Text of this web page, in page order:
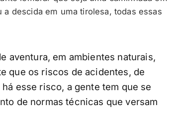
descida em uma tirolesa, todas essas
aventura, em ambientes naturais,
que os riscos de acidentes, de
esse risco, a gente tem que se
de normas técnicas que versam